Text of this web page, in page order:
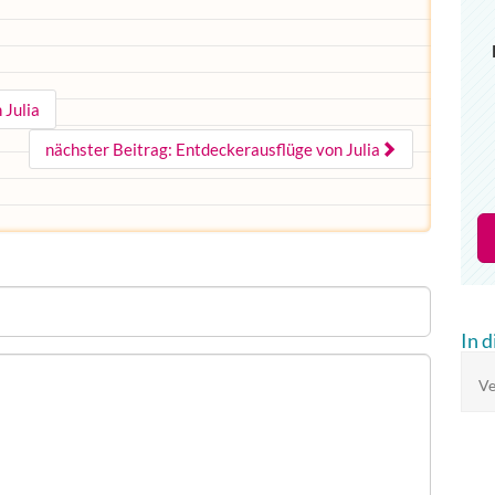
Julia
nächster Beitrag: Entdeckerausflüge von Julia
In